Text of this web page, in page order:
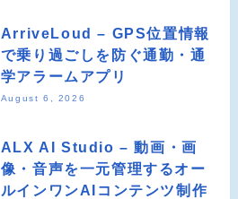
ArriveLoud – GPS位置情報
で乗り過ごしを防ぐ通勤・通
学アラームアプリ
August 6, 2026
ALX AI Studio – 動画・画
像・音声を一元管理するオー
ルインワンAIコンテンツ制作